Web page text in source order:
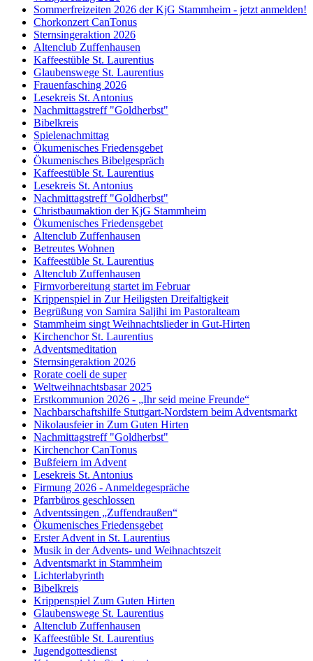
Sommerfreizeiten 2026 der KjG Stammheim - jetzt anmelden!
Chorkonzert CanTonus
Sternsingeraktion 2026
Altenclub Zuffenhausen
Kaffeestüble St. Laurentius
Glaubenswege St. Laurentius
Frauenfasching 2026
Lesekreis St. Antonius
Nachmittagstreff "Goldherbst"
Bibelkreis
Spielenachmittag
Ökumenisches Friedensgebet
Ökumenisches Bibelgespräch
Kaffeestüble St. Laurentius
Lesekreis St. Antonius
Nachmittagstreff "Goldherbst"
Christbaumaktion der KjG Stammheim
Ökumenisches Friedensgebet
Altenclub Zuffenhausen
Betreutes Wohnen
Kaffeestüble St. Laurentius
Altenclub Zuffenhausen
Firmvorbereitung startet im Februar
Krippenspiel in Zur Heiligsten Dreifaltigkeit
Begrüßung von Samira Saljihi im Pastoralteam
Stammheim singt Weihnachtslieder in Gut-Hirten
Kirchenchor St. Laurentius
Adventsmeditation
Sternsingeraktion 2026
Rorate coeli de super
Weltweihnachtsbasar 2025
Erstkommunion 2026 - „Ihr seid meine Freunde“
Nachbarschaftshilfe Stuttgart-Nordstern beim Adventsmarkt
Nikolausfeier in Zum Guten Hirten
Nachmittagstreff "Goldherbst"
Kirchenchor CanTonus
Bußfeiern im Advent
Lesekreis St. Antonius
Firmung 2026 - Anmeldegespräche
Pfarrbüros geschlossen
Adventssingen „Zuffendraußen“
Ökumenisches Friedensgebet
Erster Advent in St. Laurentius
Musik in der Advents- und Weihnachtszeit
Adventsmarkt in Stammheim
Lichterlabyrinth
Bibelkreis
Krippenspiel Zum Guten Hirten
Glaubenswege St. Laurentius
Altenclub Zuffenhausen
Kaffeestüble St. Laurentius
Jugendgottesdienst